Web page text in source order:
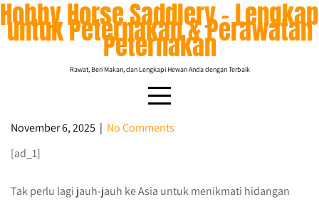
Skip
to
content
Hobby Horse Saddlery – Lengkap
untuk Peternakan & Perawatan
Peternakan
Rawat, Beri Makan, dan Lengkapi Hewan Anda dengan Terbaik
Resep Ketan Mangga Mudah (Vegan dan
Bebas Gluten)
November 6, 2025 | No Comments
[ad_1]
Tak perlu lagi jauh-jauh ke Asia untuk menikmati hidangan